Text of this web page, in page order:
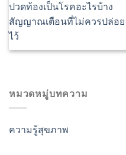
ปวดท้องเป็นโรคอะไรบ้าง
สัญญาณเตือนที่ไม่ควรปล่อย
ไว้
หมวดหมู่บทความ
ความรู้สุขภาพ